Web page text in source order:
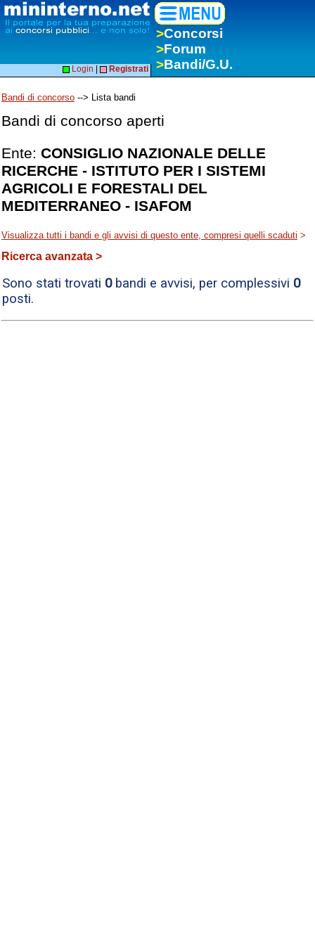
>Concorsi
>Forum
>Bandi/G.U.
Login Registrati
Bandi di concorso --> Lista bandi
Bandi di concorso aperti
Ente: CONSIGLIO NAZIONALE DELLE
RICERCHE - ISTITUTO PER I SISTEMI
AGRICOLI E FORESTALI DEL
MEDITERRANEO - ISAFOM
Visualizza tutti i bandi e gli avvisi di questo ente, compresi quelli scaduti >
Ricerca avanzata >
Sono stati trovati 0bandi e avvisi, per complessivi 0
posti.